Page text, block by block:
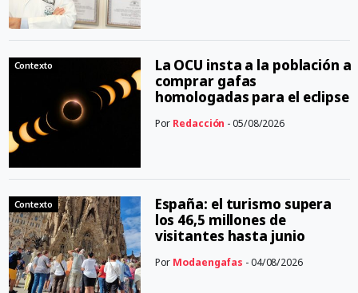
Contexto
La OCU insta a la población a
comprar gafas
homologadas para el eclipse
Por Redacción - 05/08/2026
Contexto
España: el turismo supera
los 46,5 millones de
visitantes hasta junio
Por Modaengafas - 04/08/2026